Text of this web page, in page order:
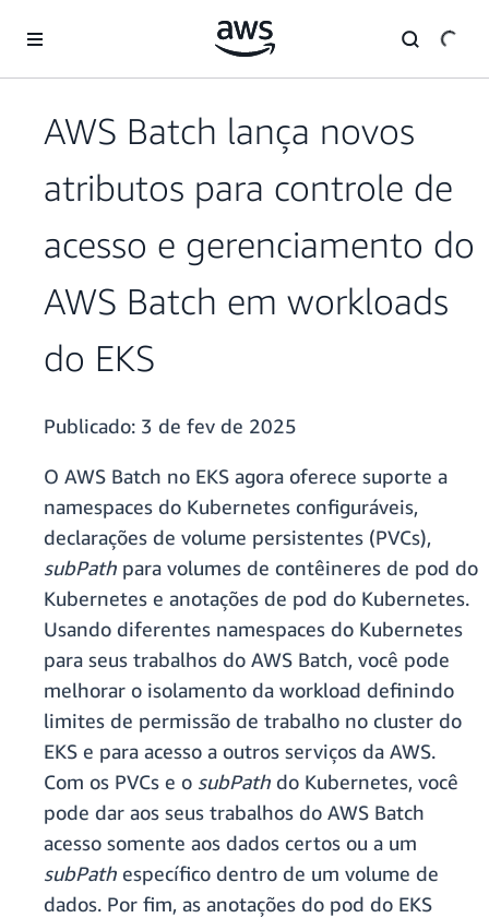
Pular para o conteúdo principal
AWS Batch lança novos
atributos para controle de
acesso e gerenciamento do
AWS Batch em workloads
do EKS
Publicado: 3 de fev de 2025
O AWS Batch no EKS agora oferece suporte a
namespaces do Kubernetes configuráveis,
declarações de volume persistentes (PVCs),
subPath para volumes de contêineres de pod do
Kubernetes e anotações de pod do Kubernetes.
Usando diferentes namespaces do Kubernetes
para seus trabalhos do AWS Batch, você pode
melhorar o isolamento da workload definindo
limites de permissão de trabalho no cluster do
EKS e para acesso a outros serviços da AWS.
Com os PVCs e o subPath do Kubernetes, você
pode dar aos seus trabalhos do AWS Batch
acesso somente aos dados certos ou a um
subPath específico dentro de um volume de
dados. Por fim, as anotações do pod do EKS